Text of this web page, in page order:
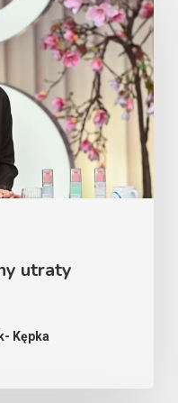
utraty
Kępka